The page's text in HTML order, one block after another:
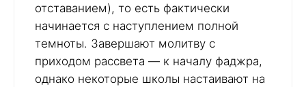
отставанием), то есть фактически
начинается с наступлением полной
темноты. Завершают молитву с
приходом рассвета — к началу фаджра,
однако некоторые школы настаивают на